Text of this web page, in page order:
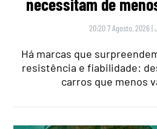
20:20 7 Agosto, 2026 |
Há marcas que
resistência e fiabilidade:
carros que menos